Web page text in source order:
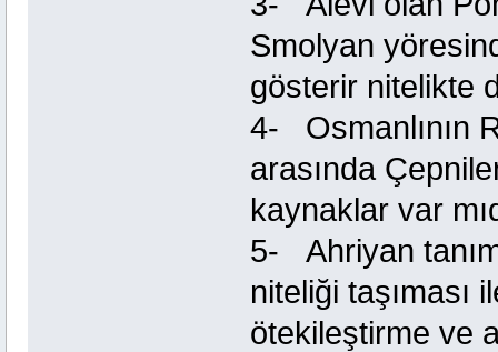
Smolyan
gösterir nitelikte
4- Osmanlının
arasında
kaynaklar var
5- Ahriyan
niteliği taşıması
ötekileştirme ve